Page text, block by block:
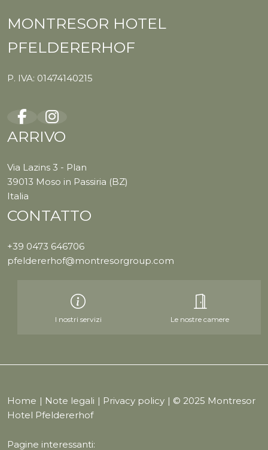
MONTRESOR HOTEL
PFELDERERHOF
P. IVA: 01474140215
ARRIVO
Via Lazins 3 - Plan
39013 Moso in Passiria (BZ)
Italia
CONTATTO
+39 0473 646706
pfeldererhof@montresorgroup.com
I nostri servizi Le nostre camere
Home | Note legali | Privacy policy | © 2025 Montresor
Hotel Pfeldererhof
Pagine interessanti: